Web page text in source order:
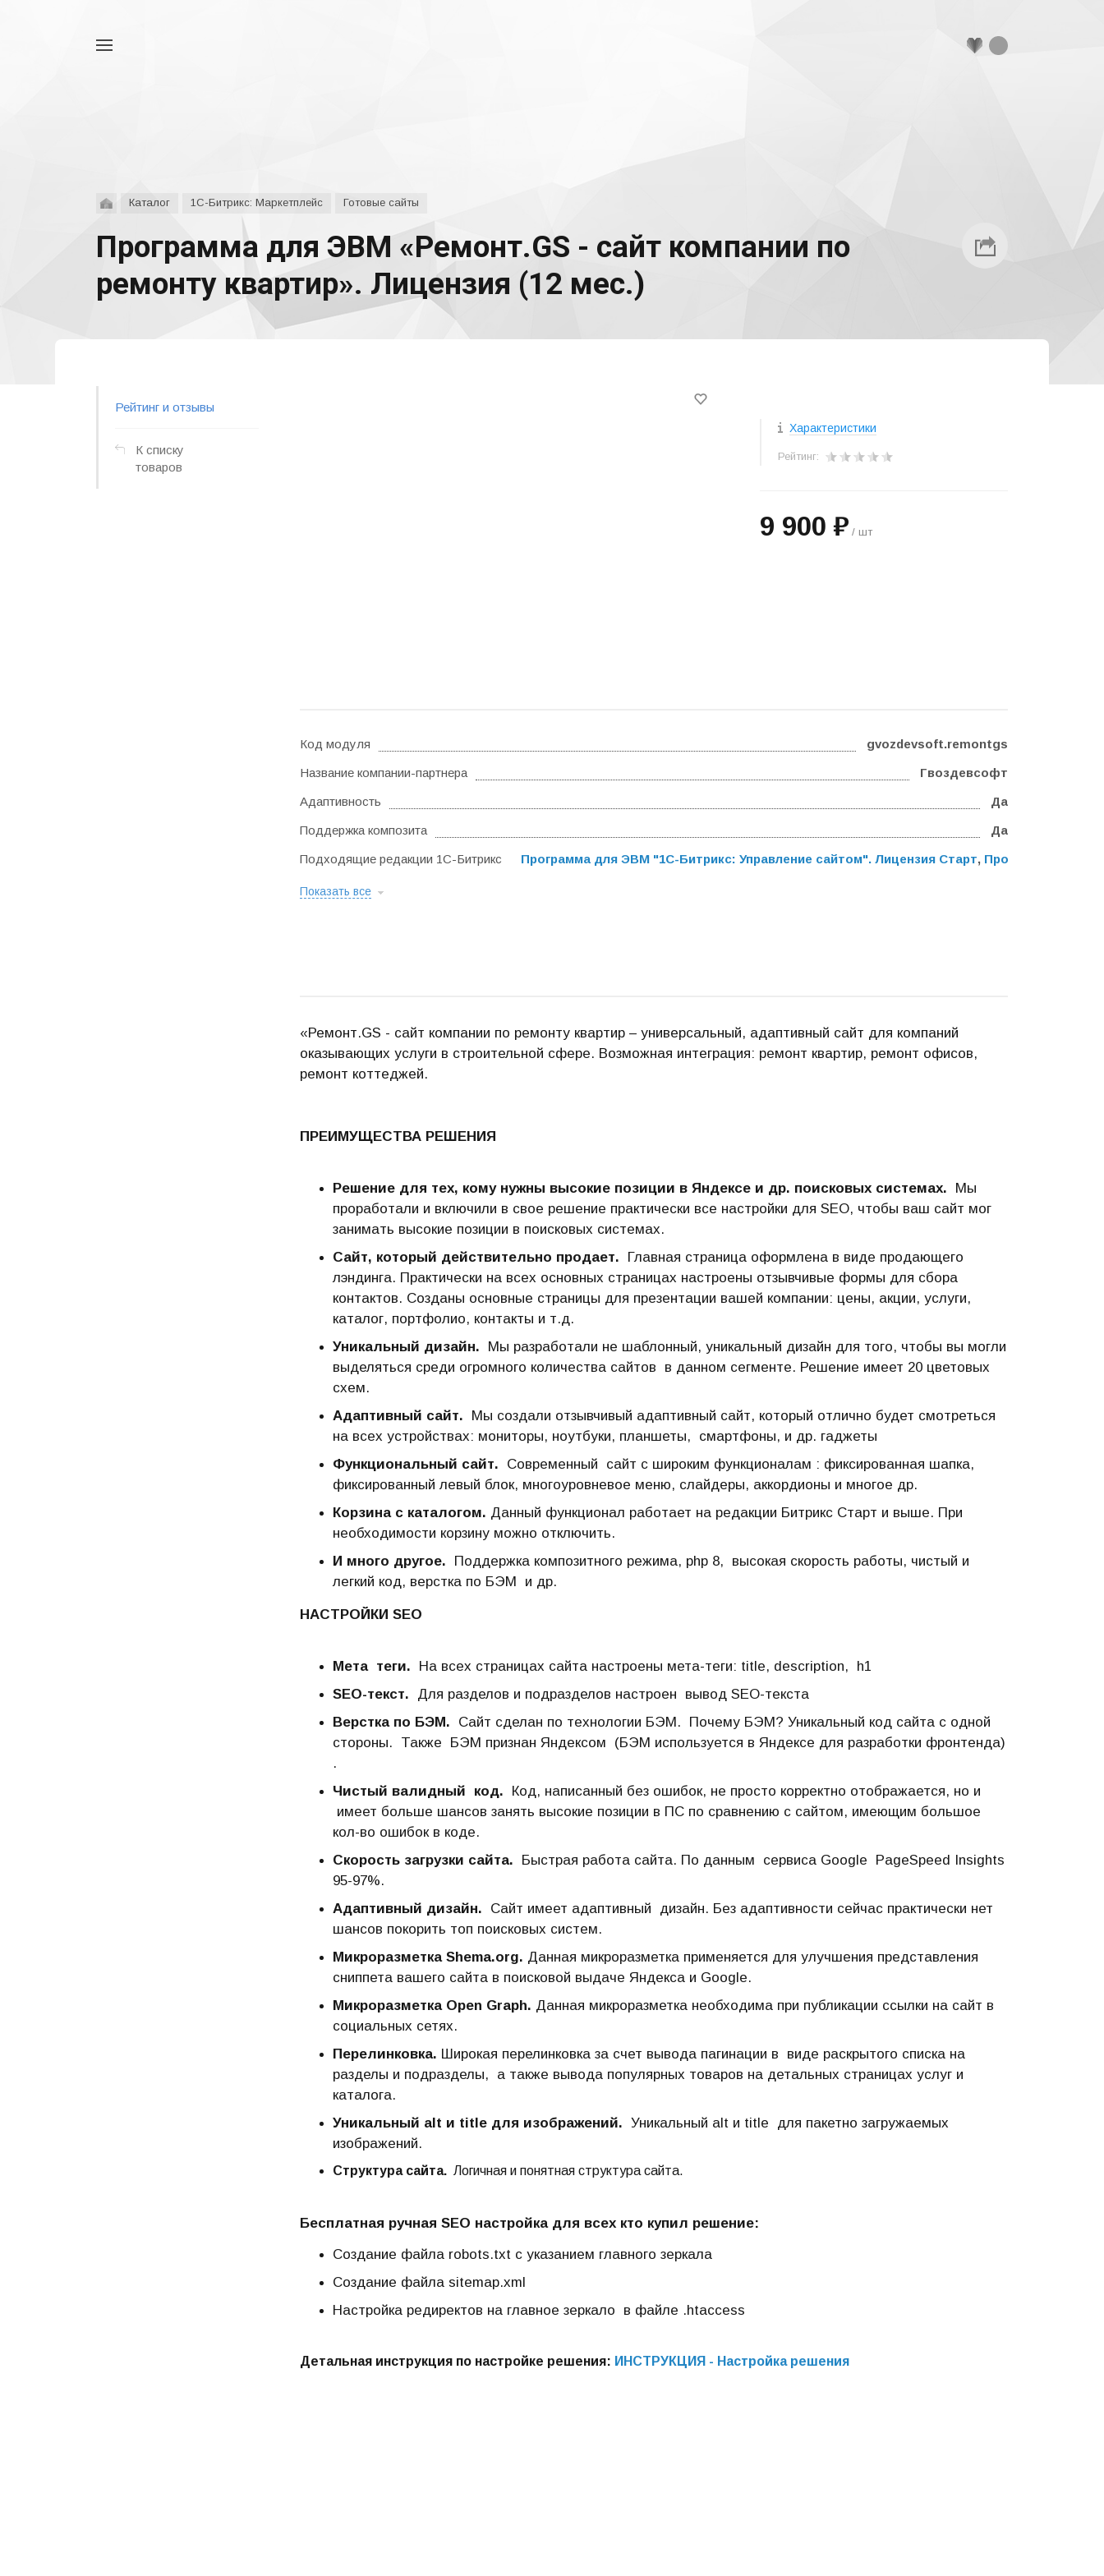
Каталог 1С-Битрикс: Маркетплейс Готовые сайты
Программа для ЭВМ «Ремонт.GS - сайт компании по
ремонту квартир». Лицензия (12 мес.)
Рейтинг и отзывы
К списку
товаров
Характеристики
Рейтинг:
9 900 ₽ / шт
Код модуля gvozdevsoft.remontgs
Название компании-партнера Гвоздевсофт
Адаптивность Да
Поддержка композита Да
Подходящие редакции 1С-Битрикс Программа для ЭВМ "1С-Битрикс: Управление сайтом". Лицензия Старт, Программа для
Показать все
«Ремонт.GS - сайт компании по ремонту квартир – универсальный, адаптивный сайт для компаний
оказывающих услуги в строительной сфере. Возможная интеграция: ремонт квартир, ремонт офисов,
ремонт коттеджей.
ПРЕИМУЩЕСТВА РЕШЕНИЯ
Решение для тех, кому нужны высокие позиции в Яндексе и др. поисковых системах. Мы
проработали и включили в свое решение практически все настройки для SEO, чтобы ваш сайт мог
занимать высокие позиции в поисковых системах.
Сайт, который действительно продает. Главная страница оформлена в виде продающего
лэндинга. Практически на всех основных страницах настроены отзывчивые формы для сбора
контактов. Созданы основные страницы для презентации вашей компании: цены, акции, услуги,
каталог, портфолио, контакты и т.д.
Уникальный дизайн. Мы разработали не шаблонный, уникальный дизайн для того, чтобы вы могли
выделяться среди огромного количества сайтов в данном сегменте. Решение имеет 20 цветовых
схем.
Адаптивный сайт. Мы создали отзывчивый адаптивный сайт, который отлично будет смотреться
на всех устройствах: мониторы, ноутбуки, планшеты, смартфоны, и др. гаджеты
Функциональный сайт. Современный сайт с широким функционалам : фиксированная шапка,
фиксированный левый блок, многоуровневое меню, слайдеры, аккордионы и многое др.
Корзина с каталогом. Данный функционал работает на редакции Битрикс Старт и выше. При
необходимости корзину можно отключить.
И много другое. Поддержка композитного режима, php 8, высокая скорость работы, чистый и
легкий код, верстка по БЭМ и др.
НАСТРОЙКИ SEO
Мета теги. На всех страницах сайта настроены мета-теги: title, description, h1
SEO-текст. Для разделов и подразделов настроен вывод SEO-текста
Верстка по БЭМ. Сайт сделан по технологии БЭМ. Почему БЭМ? Уникальный код сайта с одной
стороны. Также БЭМ признан Яндексом (БЭМ используется в Яндексе для разработки фронтенда)
.
Чистый валидный код. Код, написанный без ошибок, не просто корректно отображается, но и
имеет больше шансов занять высокие позиции в ПС по сравнению с сайтом, имеющим большое
кол-во ошибок в коде.
Скорость загрузки сайта. Быстрая работа сайта. По данным сервиса Google PageSpeed Insights
95-97%.
Адаптивный дизайн. Сайт имеет адаптивный дизайн. Без адаптивности сейчас практически нет
шансов покорить топ поисковых систем.
Микроразметка Shema.org. Данная микроразметка применяется для улучшения представления
сниппета вашего сайта в поисковой выдаче Яндекса и Google.
Микроразметка Open Graph. Данная микроразметка необходима при публикации ссылки на сайт в
социальных сетях.
Перелинковка. Широкая перелинковка за счет вывода пагинации в виде раскрытого списка на
разделы и подразделы, а также вывода популярных товаров на детальных страницах услуг и
каталога.
Уникальный alt и title для изображений. Уникальный alt и title для пакетно загружаемых
изображений.
Структура сайта. Логичная и понятная структура сайта.
Бесплатная ручная SEO настройка для всех кто купил решение:
Создание файла robots.txt с указанием главного зеркала
Создание файла sitemap.xml
Настройка редиректов на главное зеркало в файле .htaccess
Детальная инструкция по настройке решения: И НСТРУКЦИЯ - Настройка решения